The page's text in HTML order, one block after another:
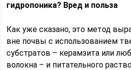
гидропоника? Вред и польза
Как уже сказано, это метод
вне почвы с использованием
субстратов – керамзита или
волокна – и питательного